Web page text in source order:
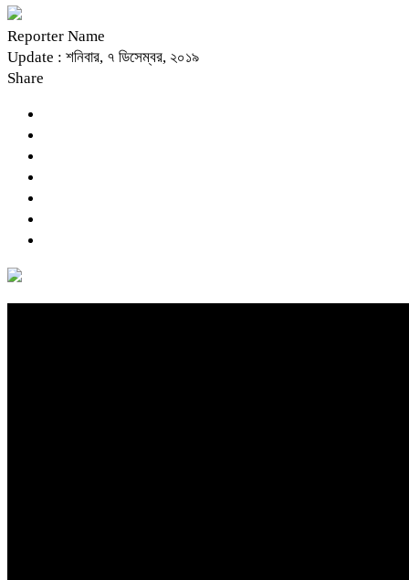
Reporter Name
Update : শনিবার, ৭ ডিসেম্বর, ২০১৯
Share